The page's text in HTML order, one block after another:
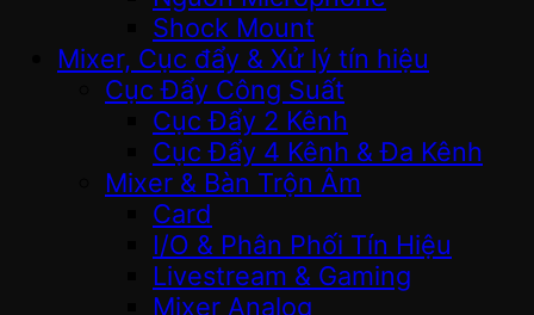
Shock Mount
Mixer, Cục đẩy & Xử lý tín hiệu
Cục Đẩy Công Suất
Cục Đẩy 2 Kênh
Cục Đẩy 4 Kênh & Đa Kênh
Mixer & Bàn Trộn Âm
Card
I/O & Phân Phối Tín Hiệu
Livestream & Gaming
Mixer Analog